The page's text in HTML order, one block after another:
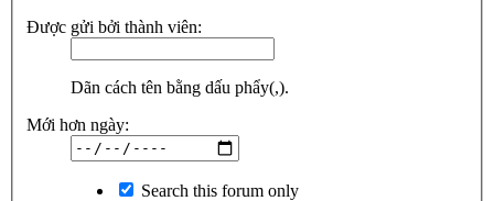
Được gửi bởi thành viên:
Dãn cách tên bằng dấu phẩy(,).
Mới hơn ngày:
Search this forum only